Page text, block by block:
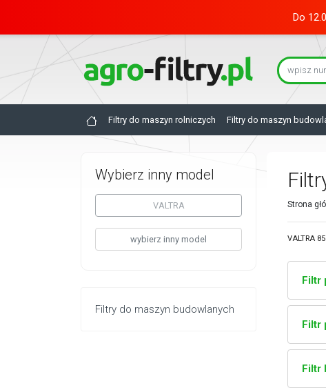
Do
Filtry do maszyn rolniczych Filtry do maszyn
Wybierz inny model
VALTRA
wybierz inny model
Filtry do maszyn budowlanych
Strona
VALTRA
Filtr
Filtr
Filtr